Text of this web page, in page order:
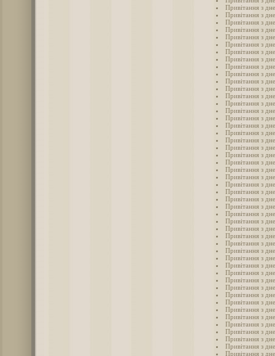
Привітання з
Привітання з
Привітання з
Привітання з
Привітання з
Привітання з
Привітання з
Привітання з
Привітання з
Привітання з
Привітання з
Привітання з
Привітання з
Привітання з
Привітання з
Привітання з
Привітання з
Привітання з
Привітання з
Привітання з
Привітання з
Привітання з
Привітання з
Привітання з
Привітання з
Привітання з
Привітання з
Привітання з
Привітання з
Привітання з
Привітання з
Привітання з
Привітання з
Привітання з
Привітання з
Привітання з
Привітання з
Привітання з
Привітання з
Привітання з
Привітання з
Привітання з
Привітання з
Привітання з
Привітання з
Привітання з
Привітання з
Привітання з